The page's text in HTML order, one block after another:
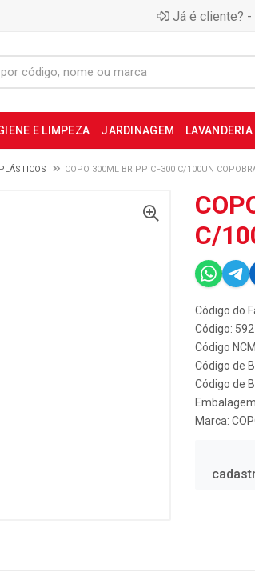
Já é cliente? -
E LIMPEZA JARDINAGEM LAVANDERIA
COPO 300ML BR PP CF300 C/100UN
C/
Código do
Código: 592
Código
Código de
Código de
Marca: